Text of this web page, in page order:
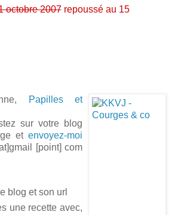
octobre 2007repoussé au 15
Papilles et
sur votre blog
et envoyez-moi
[point] com
blog et son url
une recette avec,